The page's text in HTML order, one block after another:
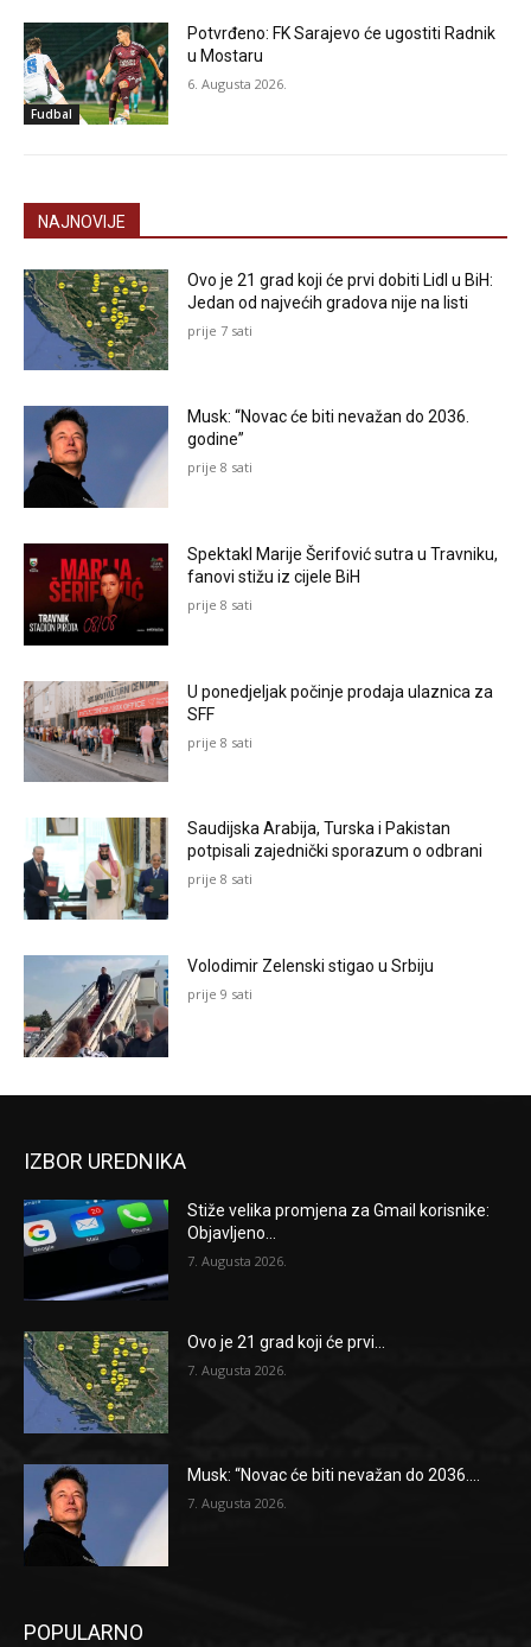
Fudbal
Potvrđeno: FK Sarajevo će ugostiti Radnik
u Mostaru
6. Augusta 2026.
NAJNOVIJE
Ovo je 21 grad koji će prvi dobiti Lidl u BiH:
Jedan od najvećih gradova nije na listi
prije 7 sati
Musk: “Novac će biti nevažan do 2036.
godine”
prije 8 sati
Spektakl Marije Šerifović sutra u Travniku,
fanovi stižu iz cijele BiH
prije 8 sati
U ponedjeljak počinje prodaja ulaznica za
SFF
prije 8 sati
Saudijska Arabija, Turska i Pakistan
potpisali zajednički sporazum o odbrani
prije 8 sati
Volodimir Zelenski stigao u Srbiju
prije 9 sati
IZBOR UREDNIKA
Stiže velika promjena za Gmail korisnike:
Objavljeno...
7. Augusta 2026.
Ovo je 21 grad koji će prvi...
7. Augusta 2026.
Musk: “Novac će biti nevažan do 2036....
7. Augusta 2026.
POPULARNO